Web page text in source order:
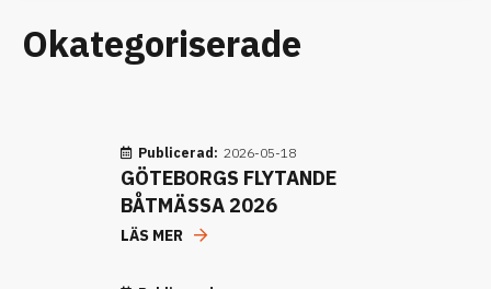
Okategoriserade
Publicerad: 2026-05-18
GÖTEBORGS FLYTANDE
BÅTMÄSSA 2026
LÄS MER